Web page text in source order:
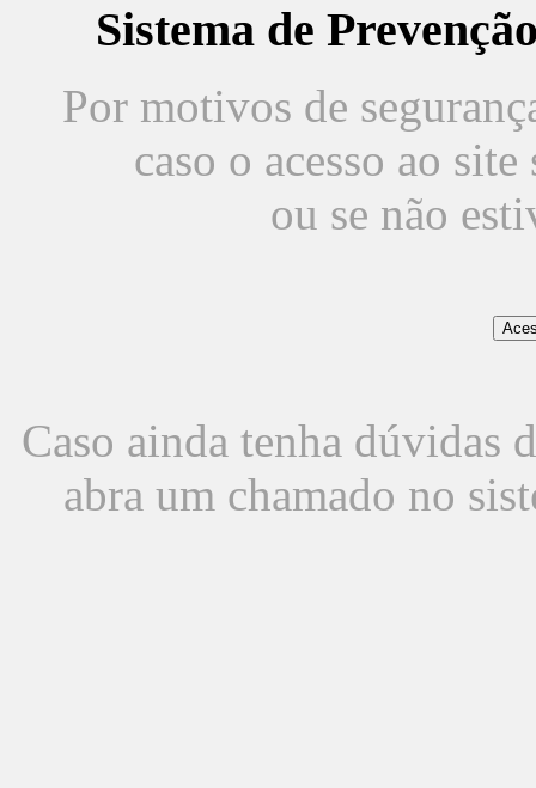
Sistema de
Por motivos de
caso o acesso ao
ou se não
Caso ainda tenha dúvidas
abra um chamado no